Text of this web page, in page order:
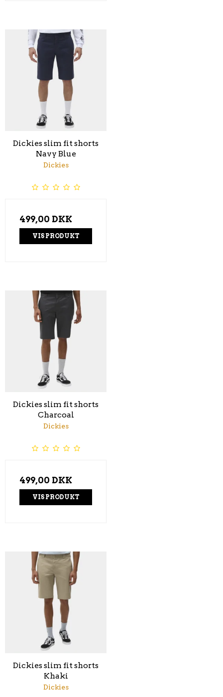
Dickies slim fit shorts
Navy Blue
Dickies
499,00 DKK
VIS PRODUKT
Dickies slim fit shorts
Charcoal
Dickies
499,00 DKK
VIS PRODUKT
Dickies slim fit shorts
Khaki
Dickies